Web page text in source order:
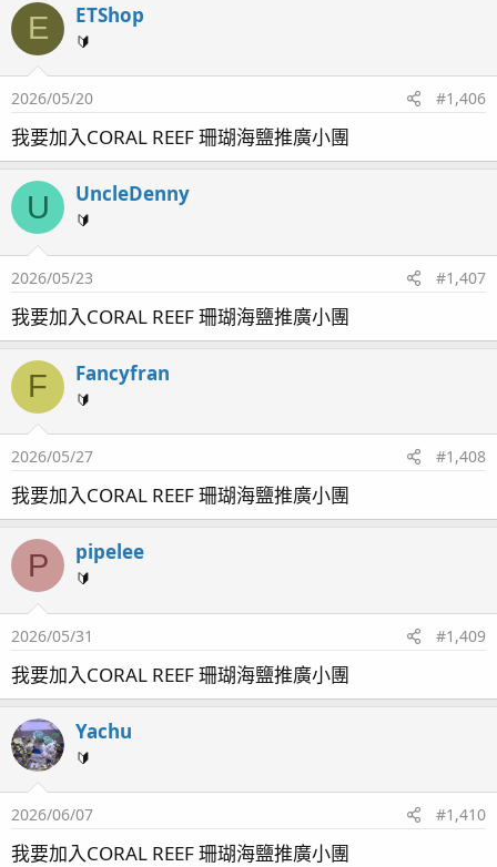
E ETShop
🔰
2026/05/20 #1,406
我要加入CORAL REEF 珊瑚海鹽推廣小團
U UncleDenny
🔰
2026/05/23 #1,407
我要加入CORAL REEF 珊瑚海鹽推廣小團
F Fancyfran
🔰
2026/05/27 #1,408
我要加入CORAL REEF 珊瑚海鹽推廣小團
P pipelee
🔰
2026/05/31 #1,409
我要加入CORAL REEF 珊瑚海鹽推廣小團
Yachu
🔰
2026/06/07 #1,410
我要加入CORAL REEF 珊瑚海鹽推廣小團